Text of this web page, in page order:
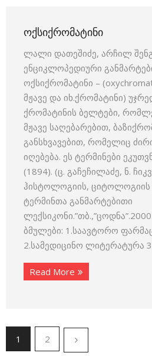
ᲝᲥᲡᲘᲥᲠᲝᲛᲐᲢᲘᲜᲘ
ლალი დათეშიძე, არჩილ
ენციკლოპედიური
ოქსიქრომატინი –
მჟავე და იხ.ქრომატინი)
ქრომატინის ბელტები,
მჟავე საღებარებით,
განსხვავებით, რომელიც
იღებება. ეს ტერმინები
(1894). (ც. გაჩეჩილაძე, ნ.
ჰისტოლოგიის,
ტერმინთა განმარტებითი
ბმულები: 1.საავტორო
2.სამედიცინო ლიტერატურა
Read More
1 2